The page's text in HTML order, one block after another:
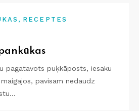
, RECEPTES
pagatavots puķkāposts, iesaku
pavisam nedaudz